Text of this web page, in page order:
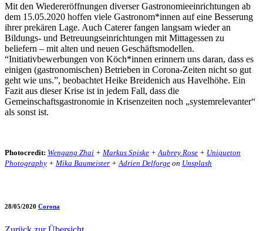
Mit den Wiedereröffnungen diverser Gastronomieeinrichtungen ab
dem 15.05.2020 hoffen viele Gastronom*innen auf eine Besserung
ihrer prekären Lage. Auch Caterer fangen langsam wieder an
Bildungs- und Betreuungseinrichtungen mit Mittagessen zu
beliefern – mit alten und neuen Geschäftsmodellen.
“Initiativbewerbungen von Köch*innen erinnern uns daran, dass es
einigen (gastronomischen) Betrieben in Corona-Zeiten nicht so gut
geht wie uns.”, beobachtet Heike Breidenich aus Havelhöhe. Ein
Fazit aus dieser Krise ist in jedem Fall, dass die
Gemeinschaftsgastronomie in Krisenzeiten noch „systemrelevanter“
als sonst ist.
Photocredit: Wengang Zhai + Markus Spiske + Aubrey Rose + Uniqueton
Photography + Mika Baumeister + Adrien Delforge on Unsplash
28/05/2020 Corona